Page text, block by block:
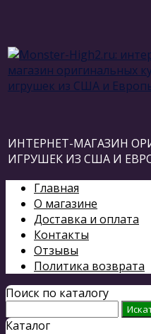
ИНТЕРНЕТ-МАГАЗИН
ИГРУШЕК ИЗ США И
Главная
О магазине
Доставка и оплата
Контакты
Отзывы
Политика возврата
Поиск по каталогу
Каталог